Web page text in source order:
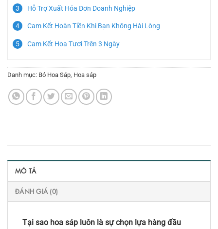
Hỗ Trợ Xuất Hóa Đơn Doanh Nghiệp
Cam Kết Hoàn Tiền Khi Bạn Không Hài Lòng
Cam Kết Hoa Tươi Trên 3 Ngày
Danh mục: Bó Hoa Sáp, Hoa sáp
MÔ TẢ
ĐÁNH GIÁ (0)
Tại sao hoa sáp luôn là sự chọn lựa hàng đầu